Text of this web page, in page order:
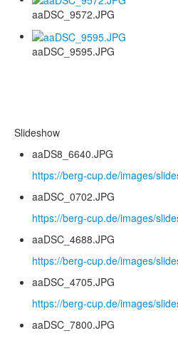
aaDSC_9572.JPG
aaDSC_9595.JPG
Slideshow
aaDS8_6640.JPG
https://berg-cup.de/images/
aaDSC_0702.JPG
https://berg-cup.de/images/
aaDSC_4688.JPG
https://berg-cup.de/images/
aaDSC_4705.JPG
https://berg-cup.de/images/
aaDSC_7800.JPG